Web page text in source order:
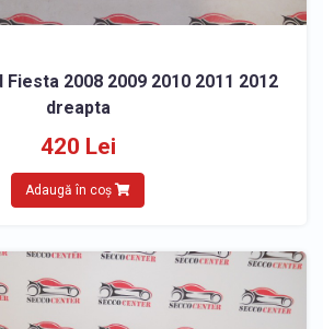
2008 2009 2010 2011 2012
dreapta
420 Lei
Adaugă în coș